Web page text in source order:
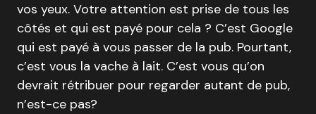
vos yeux. Votre attention est prise de tous les
côtés et qui est payé pour cela ? C’est Google
qui est payé à vous passer de la pub. Pourtant,
c’est vous la vache à lait. C’est vous qu’on
devrait rétribuer pour regarder autant de pub,
n’est-ce pas?